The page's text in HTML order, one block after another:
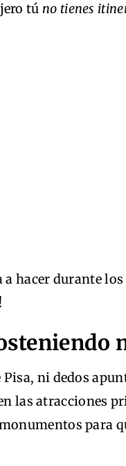
tú no tienes
hacer durante
ni dedos
las atracciones
para